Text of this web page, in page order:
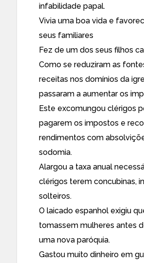
infabilidade papal.
Vivia uma boa vida e
seus familiares
Fez de um dos seus filhos
Como se reduziram as
receitas nos domínios da
passaram a aumentar os
Este excomungou clérigos
pagarem os impostos e
rendimentos com
sodomia.
Alargou a taxa anual
clérigos terem concubinas,
solteiros.
O laicado espanhol exigiu
tomassem mulheres antes
uma nova paróquia.
Gastou muito dinheiro em